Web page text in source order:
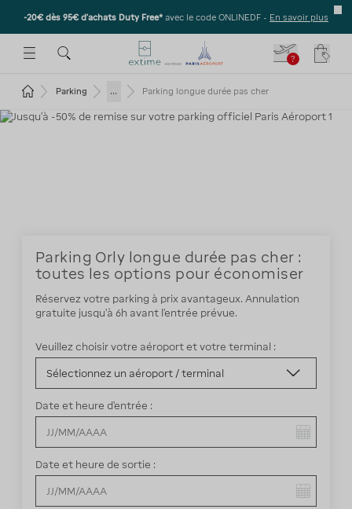
-20€ dès 95€ d’achats Duty Free* avec le code ONLINEDF - En savoir plus
MENU
OUVRIR LE SOUS-MENU
POUR OUVRIR LE SOUS-MENU
?
Revenir à la page d'accueil
Parking ... Parking longue durée pas cher
Parking Orly longue durée pas cher :
toutes les options pour économiser
Réservez votre parking à prix avantageux. Annulation
gratuite jusqu'à 6h avant l'entrée prévue.
Veuillez choisir votre aéroport et votre terminal :
Date et heure d’entrée :
Date et heure de sortie :